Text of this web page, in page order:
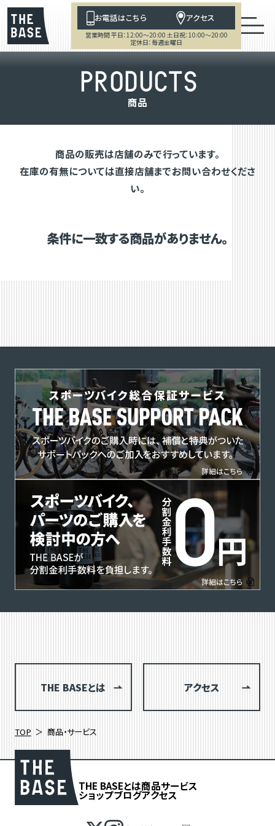
お電話はこちら アクセス
営業時間 平日：12:00～20:00 土日祝：10:00～20:00
定休日：毎週金曜日
PRODUCTS
商品
商品の販売は店舗のみで行っています。
在庫の有無については直接店舗までお問い合わせくださ
い。
条件に一致する商品がありません。
THE BASEとは アクセス
TOP 商品・サービス
THE BASEとは商品サービス
ショップブログアクセス